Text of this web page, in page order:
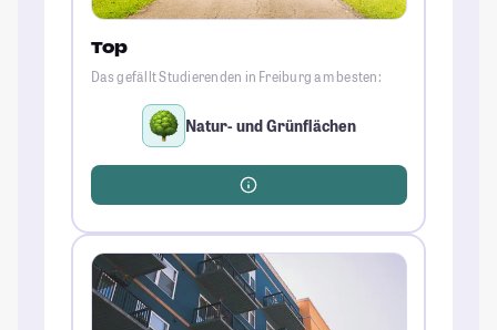
Top
Das gefällt Studierenden in Freiburg am besten:
Natur- und Grünflächen